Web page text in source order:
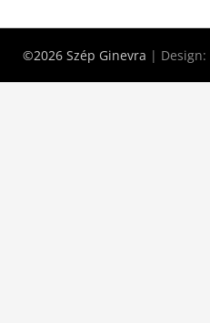
©2026 Szép Ginevra | Design: